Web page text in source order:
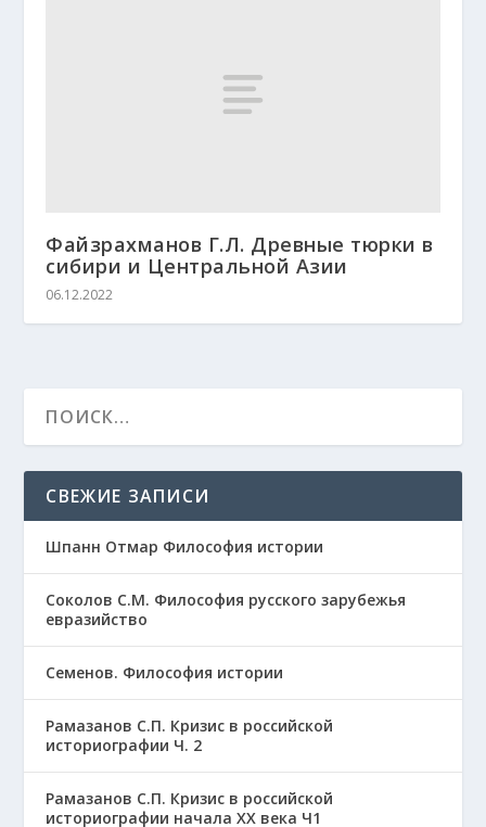
Файзрахманов Г.Л. Древные тюрки в
сибири и Центральной Азии
06.12.2022
СВЕЖИЕ ЗАПИСИ
Шпанн Отмар Философия истории
Соколов С.М. Философия русского зарубежья
евразийство
Семенов. Философия истории
Рамазанов С.П. Кризис в российской
историографии Ч. 2
Рамазанов С.П. Кризис в российской
историографии начала ХХ века Ч1